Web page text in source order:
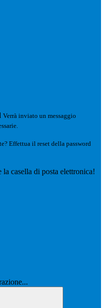
Verrà inviato un messaggio
Effettua il reset della password
casella di posta elettronica!